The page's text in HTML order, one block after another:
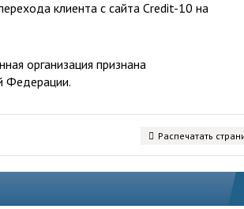
клиента с сайта Credit-10 на
организация признана
Федерации.
Распечатать